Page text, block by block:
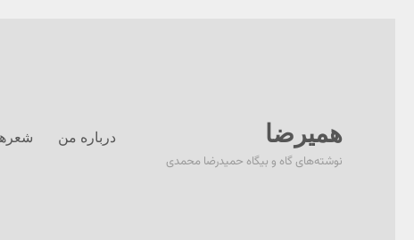
همیرضا
نوشته‌های گاه و بیگاه حمیدرضا محمدی
درباره من